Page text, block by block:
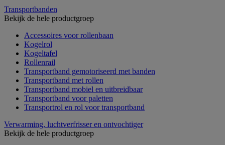
Transportbanden
Bekijk de hele productgroep
Accessoires voor rollenbaan
Kogelrol
Kogeltafel
Rollenrail
Transportband gemotoriseerd met banden
Transportband met rollen
Transportband mobiel en uitbreidbaar
Transportband voor paletten
Transportrol en rol voor transportband
Verwarming, luchtverfrisser en ontvochtiger
Bekijk de hele productgroep